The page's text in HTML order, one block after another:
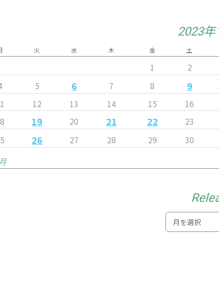
2023年
火 水 木 金 土
1 2
5 6 7 8 9
12 13 14 15 16
19 20 21 22 23
26 27 28 29 30